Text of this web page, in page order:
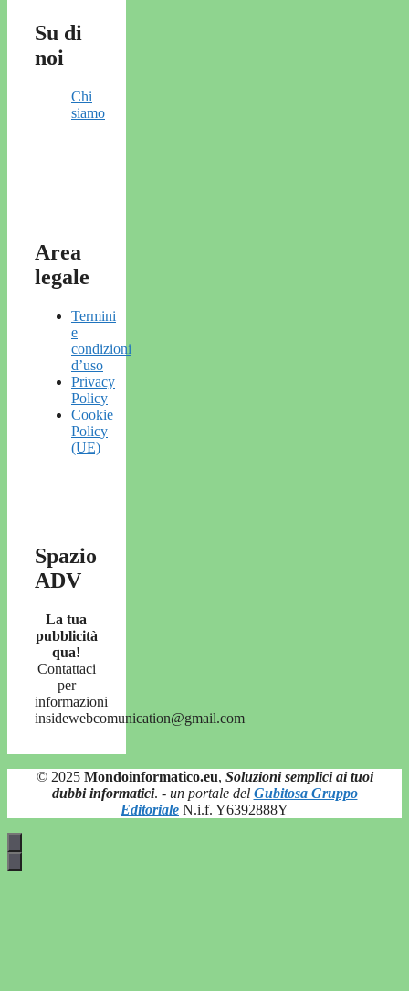
Su di
noi
Chi
siamo
Area
legale
Termini
e
condizioni
d’uso
Privacy
Policy
Cookie
Policy
(UE)
Spazio
ADV
La tua
pubblicità
qua!
Contattaci
per
informazioni
insidewebcomunication@gmail.com
© 2025 Mondoinformatico.eu, Soluzioni semplici ai tuoi
dubbi informatici. - un portale del Gubitosa Gruppo
Editoriale N.i.f. Y6392888Y